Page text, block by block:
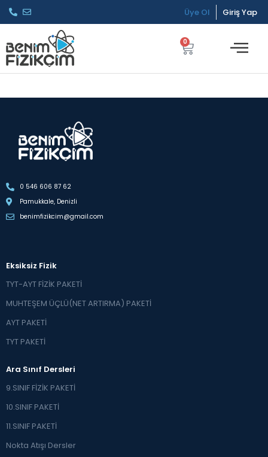
Üye Ol Giriş Yap
0
0 546 606 87 62
Pamukkale, Denizli
benimfizikcim@gmail.com
Eksiksiz Fizik
TYT-AYT FİZİK PAKETİ
MUHTEŞEM ÜÇLÜ(NET ARTIRMA) PAKETİ
AYT PAKETİ
TYT PAKETİ
Ara Sınıf Dersleri
9.SINIF FİZİK PAKETİ
10.SINIF PAKETİ
11.SINIF PAKETİ
Nokta Atışı Dersler